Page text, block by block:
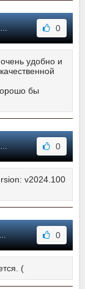
0
удобно и
бы
0
v2024.100
0
(